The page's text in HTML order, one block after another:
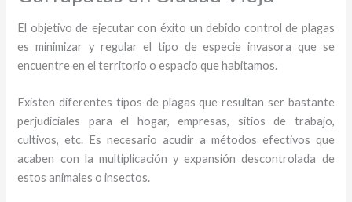
El objetivo de ejecutar con éxito un debido control de plagas
es minimizar y regular el tipo de especie invasora que se
encuentre en el territorio o espacio que habitamos.
Existen diferentes tipos de plagas que resultan ser bastante
perjudiciales para el hogar, empresas, sitios de trabajo,
cultivos, etc. Es necesario acudir a métodos efectivos que
acaben con la multiplicación y expansión descontrolada de
estos animales o insectos.